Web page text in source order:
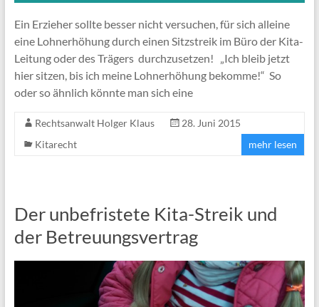
Ein Erzieher sollte besser nicht versuchen, für sich alleine
eine Lohnerhöhung durch einen Sitzstreik im Büro der Kita-
Leitung oder des Trägers durchzusetzen! „Ich bleib jetzt
hier sitzen, bis ich meine Lohnerhöhung bekomme!“ So
oder so ähnlich könnte man sich eine
Rechtsanwalt Holger Klaus
28. Juni 2015
Kitarecht
mehr lesen
Der unbefristete Kita-Streik und
der Betreuungsvertrag